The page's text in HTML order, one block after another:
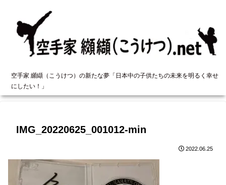
空手家 纐纈（こうけつ）の新たな夢「日本中の子供たちの未来を明るく幸せ
にしたい！」
IMG_20220625_001012-min
2022.06.25